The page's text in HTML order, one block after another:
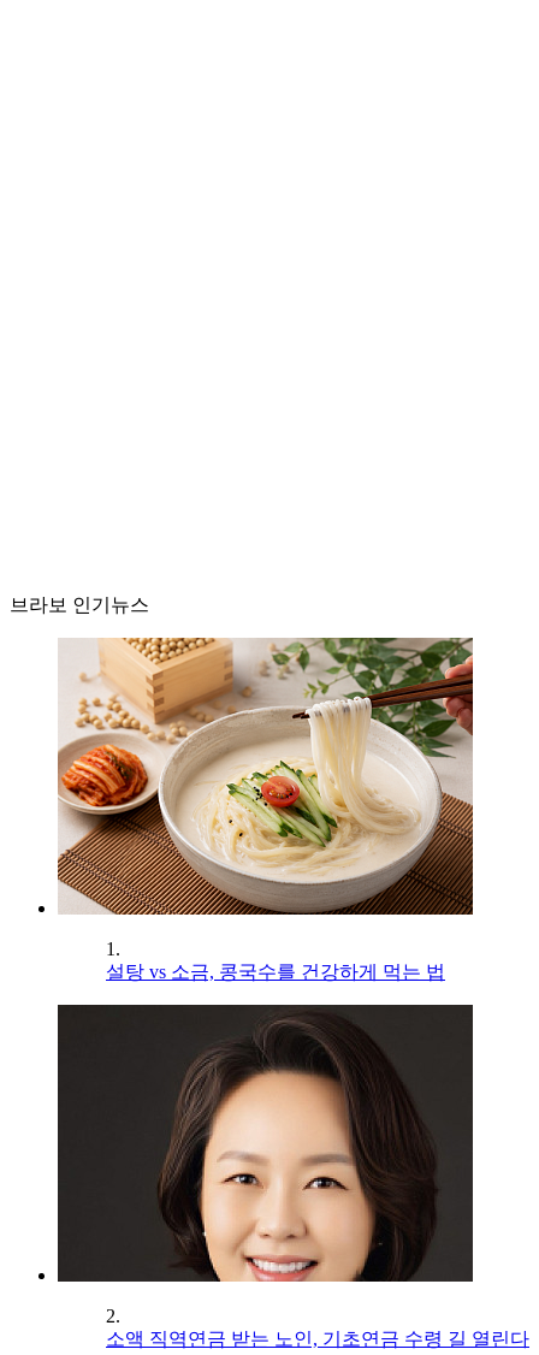
브라보 인기뉴스
1.
설탕 vs 소금, 콩국수를 건강하게 먹는 법
2.
소액 직역연금 받는 노인, 기초연금 수령 길 열린다